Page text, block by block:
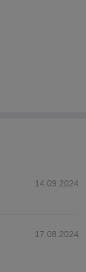
14.09.2024
17.08.2024